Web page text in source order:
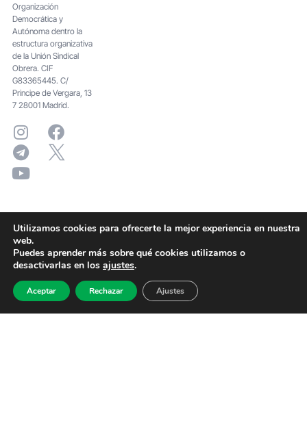
Organización
Democrática y
Autónoma dentro la
estructura organizativa
de la Unión Sindical
Obrera. CIF
G83365445. C/
Principe de Vergara, 13
7 28001 Madrid.
Utilizamos cookies para ofrecerte la mejor experiencia en nuestra
web.
Puedes aprender más sobre qué cookies utilizamos o
desactivarlas en los ajustes.
Aceptar Rechazar Ajustes